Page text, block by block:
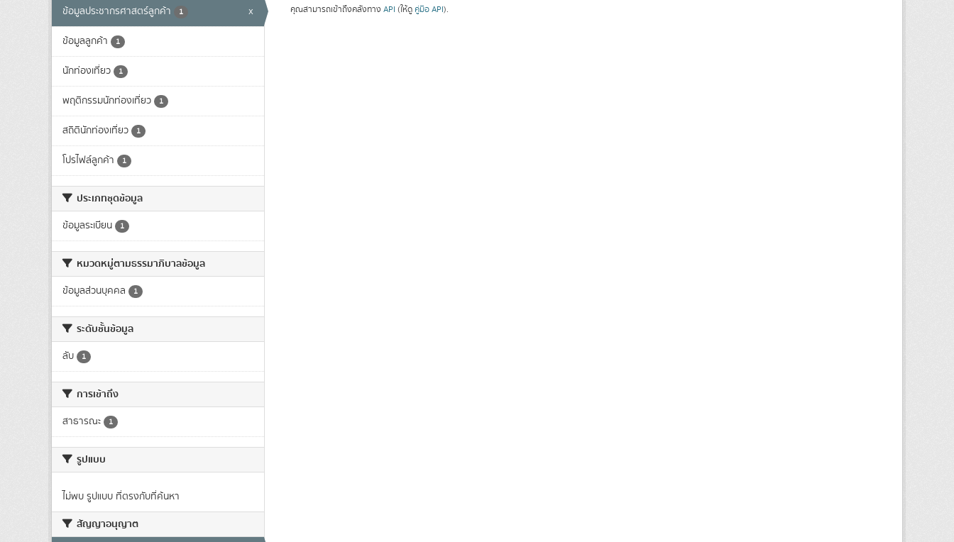
ข้อมูลประชากรศาสตร์ลูกค้า 1 x
ข้อมูลลูกค้า 1
นักท่องเที่ยว 1
พฤติกรรมนักท่องเที่ยว 1
สถิตินักท่องเที่ยว 1
โปรไฟล์ลูกค้า 1
ประเภทชุดข้อมูล
ข้อมูลระเบียน 1
หมวดหมู่ตามธรรมาภิบาลข้อมูล
ข้อมูลส่วนบุคคล 1
ระดับชั้นข้อมูล
ลับ 1
การเข้าถึง
สาธารณะ 1
รูปแบบ
ไม่พบ รูปแบบ ที่ตรงกับที่ค้นหา
สัญญาอนุญาต
คุณสามารถเข้าถึงคลังทาง API (ให้ดู คู่มือ API).